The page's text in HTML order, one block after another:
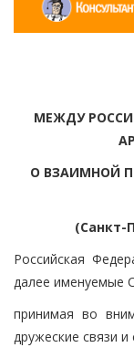
МЕЖДУ
О ВЗАИМНОЙ
(Санкт-
Российская
далее именуемые
принимая во
дружеские связи